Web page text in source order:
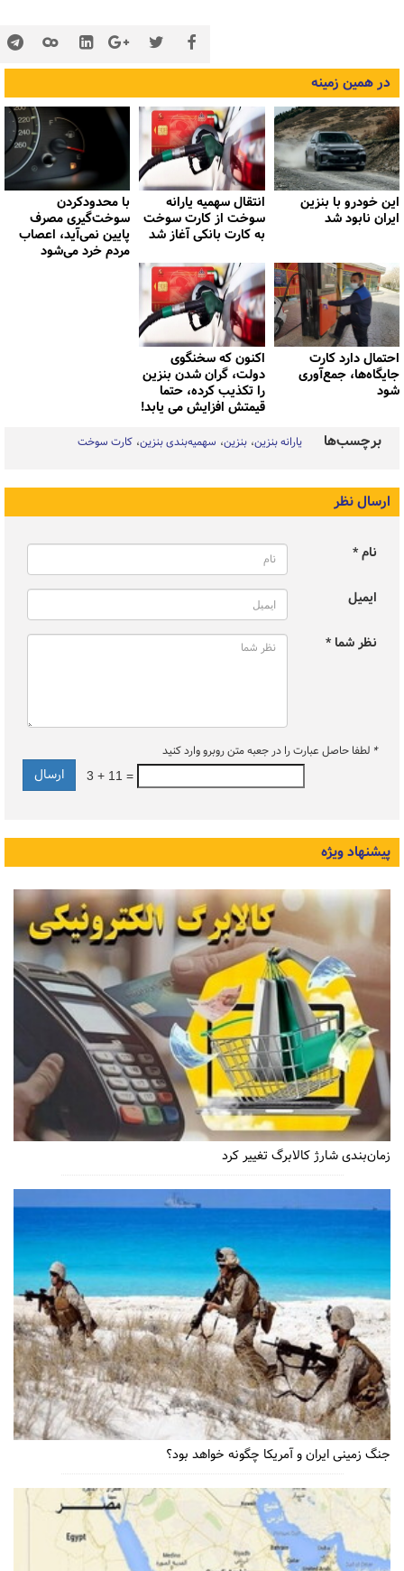
در همین زمینه
این خودرو با بنزین
ایران نابود شد
انتقال سهمیه یارانه
سوخت از کارت سوخت
به کارت بانکی آغاز شد
با محدودکردن
سوخت‌گیری مصرف
پایین نمی‌آید، اعصاب
مردم خرد می‌شود
احتمال دارد کارت
جایگاه‌ها، جمع‌آوری
شود
اکنون که سخنگوی
دولت، گران شدن بنزین
را تکذیب کرده، حتما
قیمتش افزایش می یابد!
برچسب‌ها یارانه بنزین بنزین سهمیه‌بندی بنزین کارت سوخت
ارسال نظر
نام *
ایمیل
نظر شما *
* لطفا حاصل عبارت را در جعبه متن روبرو وارد کنید
3 + 11 =
پیشنهاد ویژه
زمان‌بندی شارژ کالابرگ تغییر کرد
جنگ زمینی ایران و آمریکا چگونه خواهد بود؟